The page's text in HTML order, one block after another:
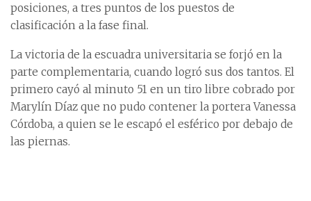
posiciones, a tres puntos de los puestos de
clasificación a la fase final.
La victoria de la escuadra universitaria se forjó en la
parte complementaria, cuando logró sus dos tantos. El
primero cayó al minuto 51 en un tiro libre cobrado por
Marylín Díaz que no pudo contener la portera Vanessa
Córdoba, a quien se le escapó el esférico por debajo de
las piernas.